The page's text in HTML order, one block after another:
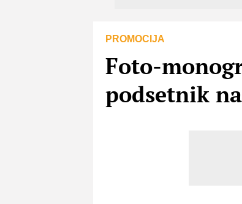
PROMOCIJA
Foto-
podsetnik